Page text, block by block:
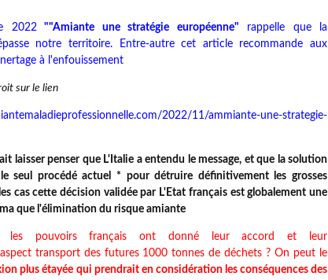
2022""Amiante une stratégie européenne" rappelle que la
notre territoire. Entre-autre cet article recommande aux
à l'enfouissement
sur le lien
2022/11/ammiante-une-strategie-
laisser penser que L'Italie a entendu le message, et que la solution
seul procédé actuel * pour détruire définitivement les grosses
cas cette décision validée par L'Etat français est globalement une
que l'élimination du risque amiante
les pouvoirs français ont donné leur accord et leur
transport des futures 1000 tonnes de déchets ? On peut le
plus étayée qui prendrait en considération les conséquences des